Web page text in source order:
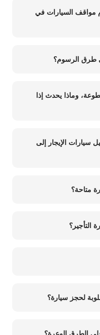
مواقف السيارات في
طرق الرسوم؟
وماذا يحدث إذا
الإيجار إلى
متاحة؟
التأجير؟
لحجز سيارة؟